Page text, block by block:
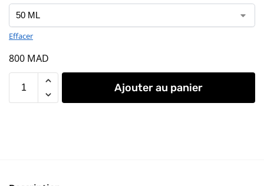
Effacer
800 MAD
Ajouter au panier